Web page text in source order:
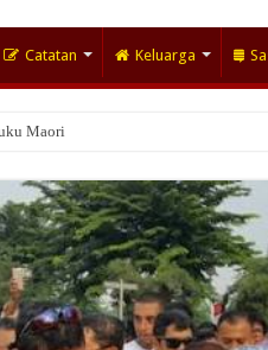
Catatan Keluarga
Maori